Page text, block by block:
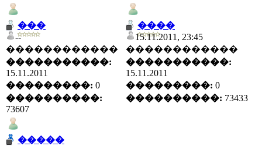
���
--
������������
�����������:
15.11.2011
���������: 0
����������:
73607
����
15.11.2011, 23:45
������������
�����������:
15.11.2011
���������: 0
����������: 73433
�����